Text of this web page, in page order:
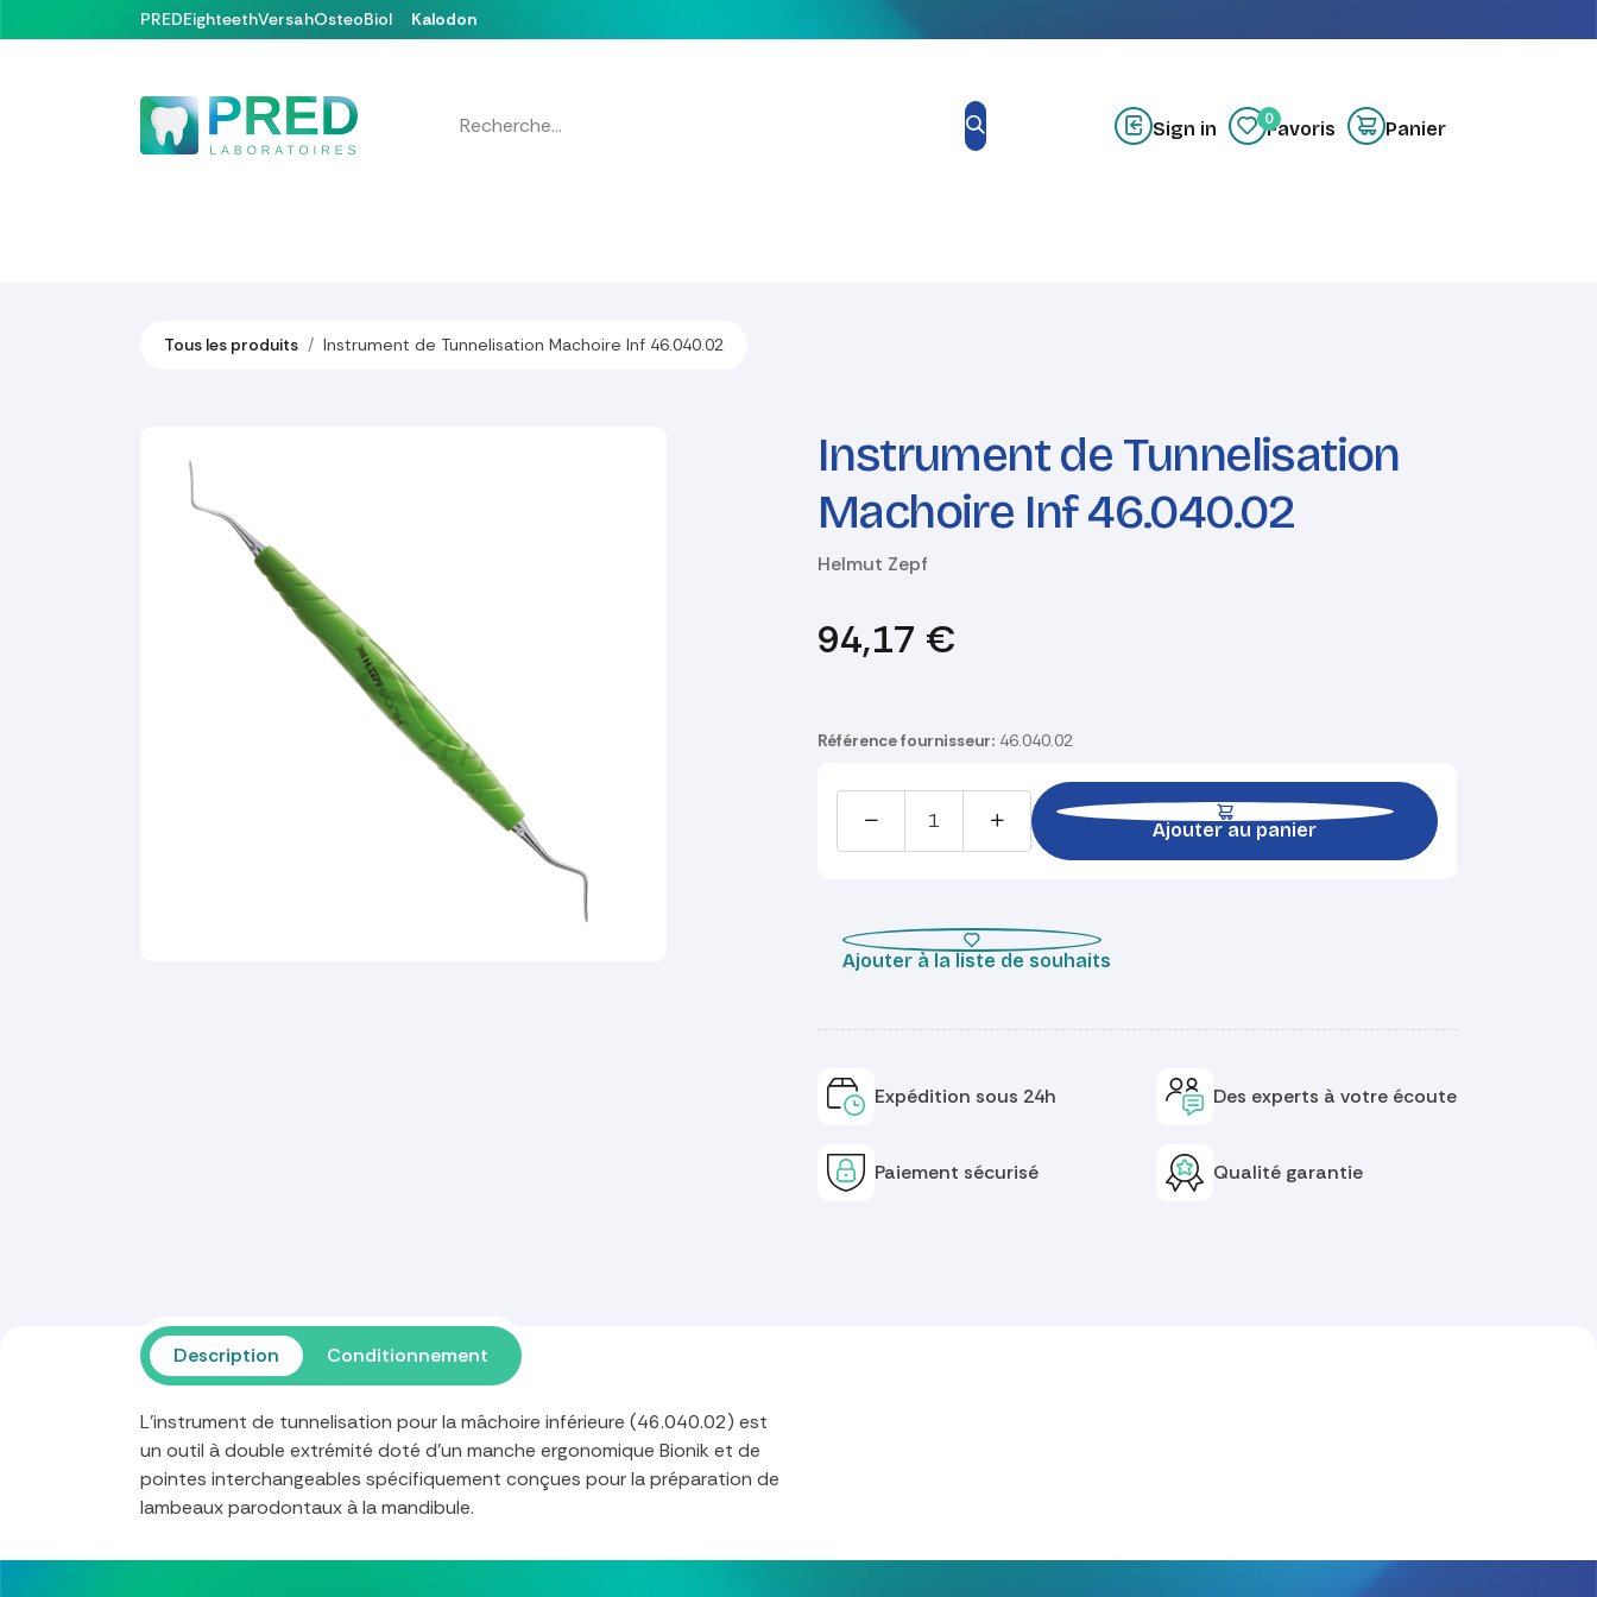
Se rendre au contenu
PREDEighteethVersahOsteoBiol Kalodon
Sign in 0
Favoris Panier
Tous les produits Instrument de Tunnelisation Machoire Inf 46.040.02
Instrument de Tunnelisation
Machoire Inf 46.040.02
Helmut Zepf
94,17 €
Référence fournisseur: 46.040.02
Ajouter au panier
Ajouter à la liste de souhaits
Expédition sous 24h Des experts à votre écoute
Paiement sécurisé Qualité garantie
Description Conditionnement
L'instrument de tunnelisation pour la mâchoire inférieure (46.040.02) est
un outil à double extrémité doté d'un manche ergonomique Bionik et de
pointes interchangeables spécifiquement conçues pour la préparation de
lambeaux parodontaux à la mandibule.